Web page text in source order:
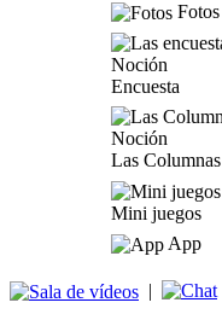
Fotos
Encuesta
Las Columnas
Mini juegos
App
|